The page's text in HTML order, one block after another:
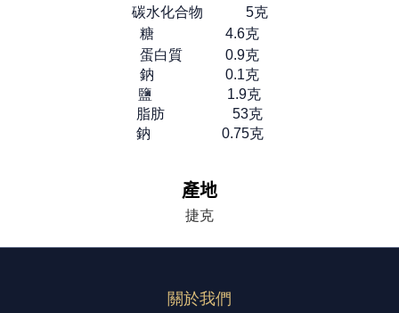
碳水化合物
5克
糖
4.6克
蛋白質
0.9克
鈉
0.1克
鹽 1.9克
脂肪 53克
鈉 0.75克
產地
捷克
關於我們